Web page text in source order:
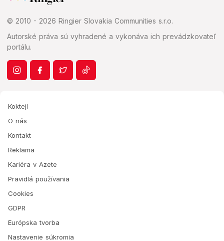
© 2010 - 2026 Ringier Slovakia Communities s.r.o.
Autorské práva sú vyhradené a vykonáva ich prevádzkovateľ
portálu.
Koktejl
O nás
Kontakt
Reklama
Kariéra v Azete
Pravidlá používania
Cookies
GDPR
Európska tvorba
Nastavenie súkromia